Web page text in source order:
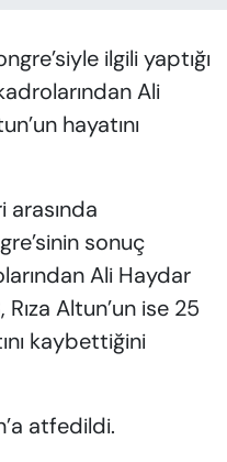
ilgili yaptığı
Ali
hayatını
arasında
sonuç
Ali Haydar
Altun’un ise 25
kaybettiğini
atfedildi.